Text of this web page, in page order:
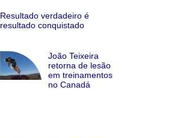
Resultado verdadeiro é
resultado conquistado
João Teixeira
retorna de lesão
em treinamentos
no Canadá